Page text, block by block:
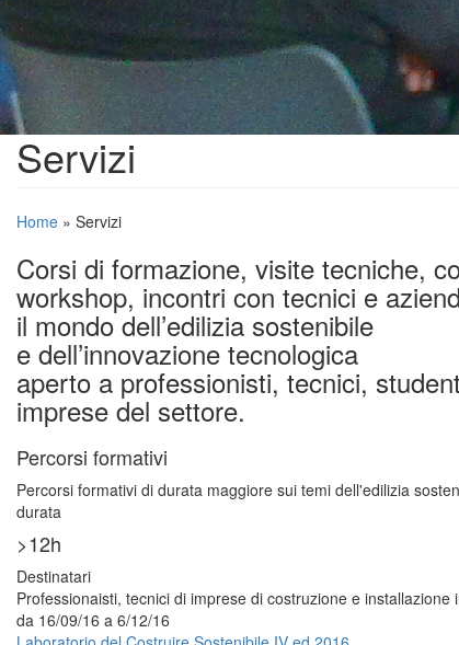
Servizi
Home » Servizi
Corsi di formazione, visite tecniche,
workshop, incontri con tecnici e
il mondo dell’edilizia sostenibile
e dell’innovazione tecnologica
aperto a professionisti, tecnici,
imprese del settore.
Percorsi formativi
Percorsi formativi di durata maggiore sui temi dell'edilizia
durata
>12h
Destinatari
Professionaisti, tecnici di imprese di costruzione e installazione
da 16/09/16 a 6/12/16